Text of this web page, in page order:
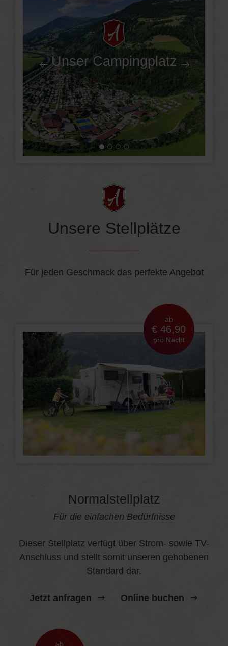
Unser Campingplatz
Unsere Stellplätze
Für jeden Geschmack das perfekte Angebot
Normalstellplatz
Für die einfachen Bedürfnisse
Dieser Stellplatz verfügt über Strom- sowie TV-
Anschluss und stellt somit unseren gehobenen
Standard dar.
Jetzt anfragen Online buchen
ab
€ 46,90
pro Nacht
ab